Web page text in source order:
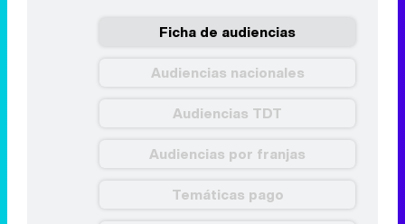
Ficha de audiencias
Audiencias nacionales
Audiencias TDT
Audiencias por franjas
Temáticas pago